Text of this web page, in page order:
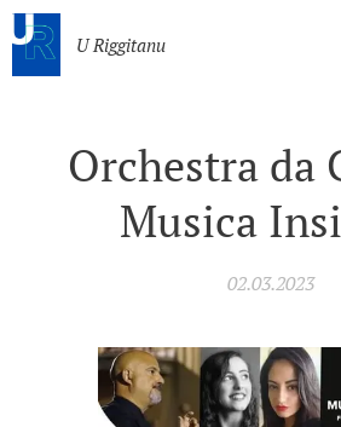
U Riggitanu
Orchestra da
Musica
02.03.2023